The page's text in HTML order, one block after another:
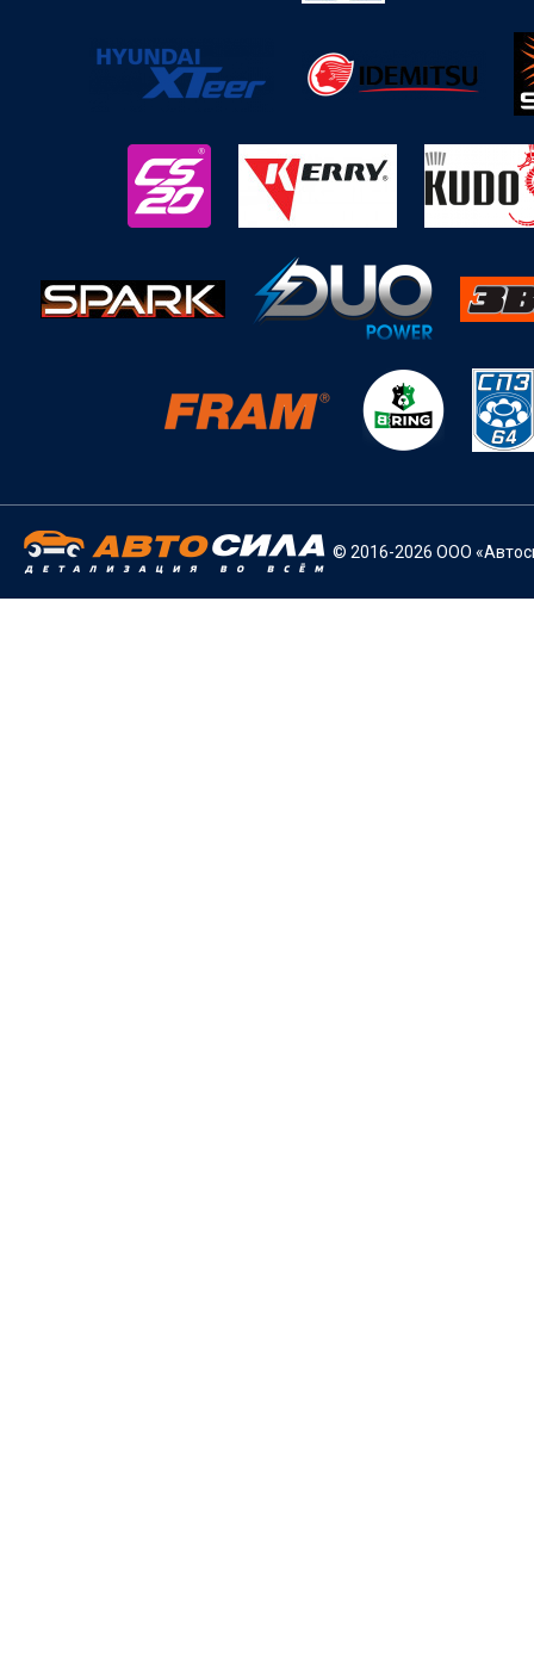
© 2016-2026 ООО